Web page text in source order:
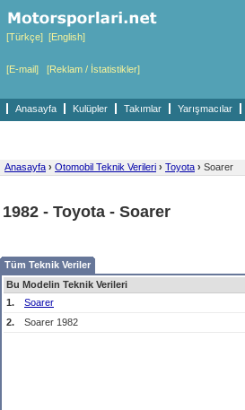
[Türkçe] [English]
[E-mail] [Reklam / İstatistikler]
Anasayfa Kulüpler Takımlar Yarışmacılar
Anasayfa › Otomobil Teknik Verileri › Toyota › Soarer
1982 - Toyota - Soarer
Tüm Teknik Veriler
Bu Modelin Teknik Verileri
1.
Soarer
2.
Soarer 1982